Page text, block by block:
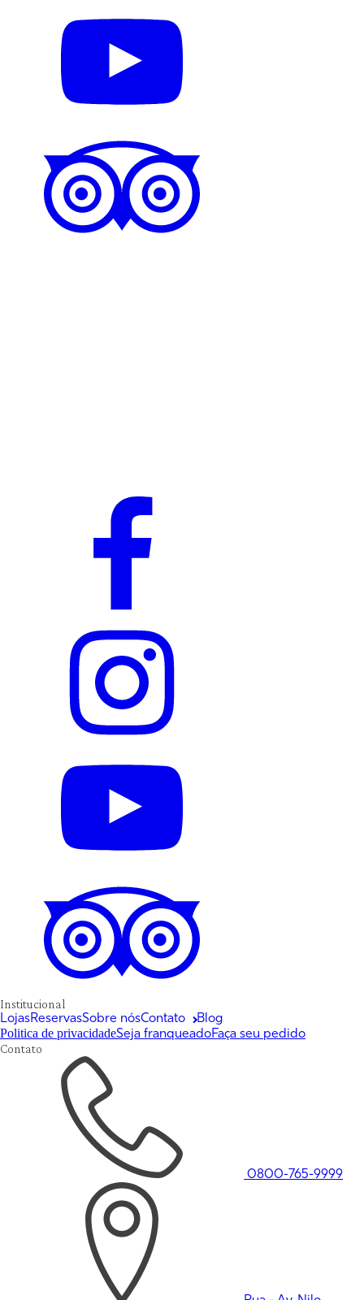
Institucional
LojasReservasSobre nósContato Blog
Politica de privacidadeSeja franqueadoFaça seu pedido
Contato
0800-765-9999